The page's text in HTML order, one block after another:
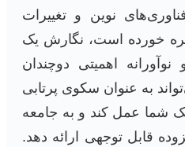
نوین و تغییرات
خورده است، نگارش یک
اهمیتی دوچندان
به عنوان سکوی پرتابی
شما عمل کند و به جامعه
قابل توجهی ارائه دهد.